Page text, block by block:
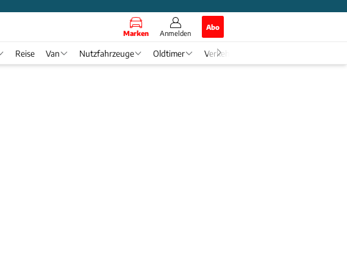
Marken Anmelden
Abo
Reise Van Nutzfahrzeuge Oldtimer Verkehr